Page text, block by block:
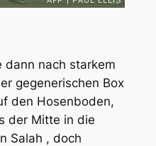
dann nach starkem
gegenerischen Box
den Hosenboden,
der Mitte in die
Salah , doch